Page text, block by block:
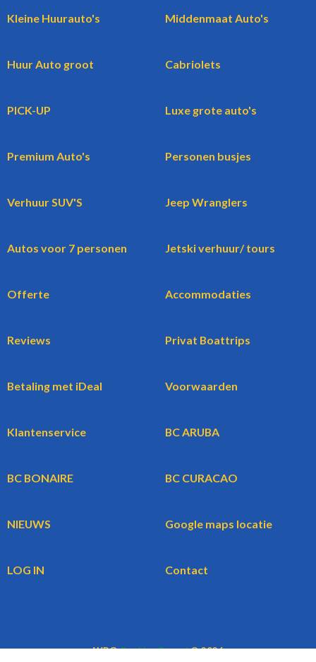
Kleine Huurauto's Middenmaat Auto's
Huur Auto groot Cabriolets
PICK-UP Luxe grote auto's
Premium Auto's Personen busjes
Verhuur SUV'S Jeep Wranglers
Autos voor 7 personen Jetski verhuur/ tours
Offerte Accommodaties
Reviews Privat Boattrips
Betaling met iDeal Voorwaarden
Klantenservice BC ARUBA
BC BONAIRE BC CURACAO
NIEUWS Google maps locatie
LOG IN Contact
WBGBookingCars.nl© 2026